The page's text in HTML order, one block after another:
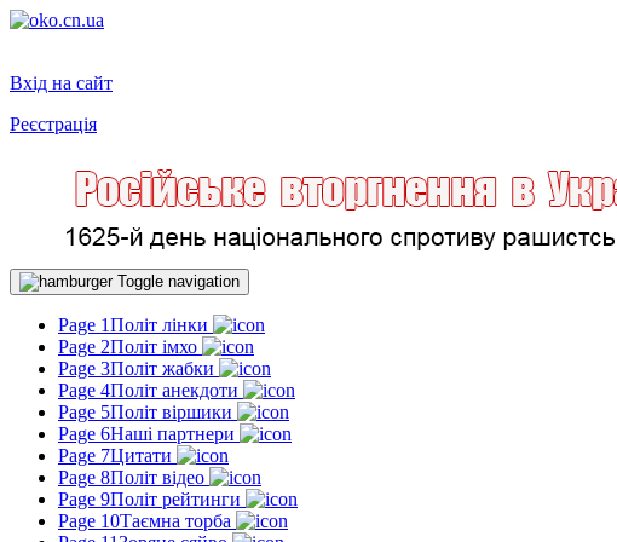
Вхід на сайт
Реєстрація
Toggle navigation
Page 1Політ лінки
Page 2Політ імхо
Page 3Політ жабки
Page 4Політ анекдоти
Page 5Політ віршики
Page 6Наші партнери
Page 7Цитати
Page 8Політ відео
Page 9Політ рейтинги
Page 10Таємна торба